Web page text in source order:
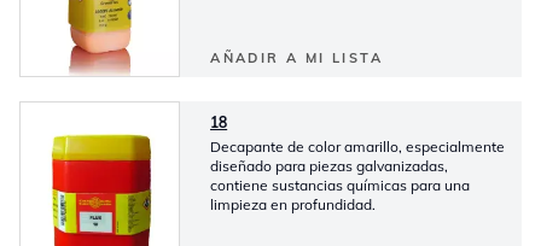
AÑADIR A MI LISTA
18
Decapante de color amarillo, especialmente
diseñado para piezas galvanizadas,
contiene sustancias químicas para una
limpieza en profundidad.